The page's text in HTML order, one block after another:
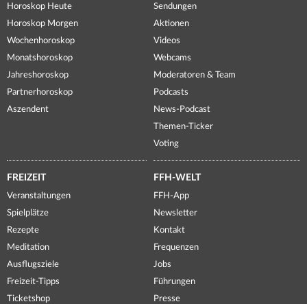
Horoskop Heute
Horoskop Morgen
Wochenhoroskop
Monatshoroskop
Jahreshoroskop
Partnerhoroskop
Aszendent
Sendungen
Aktionen
Videos
Webcams
Moderatoren & Team
Podcasts
News-Podcast
Themen-Ticker
Voting
FREIZEIT
Veranstaltungen
Spielplätze
Rezepte
Meditation
Ausflugsziele
Freizeit-Tipps
Ticketshop
FFH-WELT
FFH-App
Newsletter
Kontakt
Frequenzen
Jobs
Führungen
Presse